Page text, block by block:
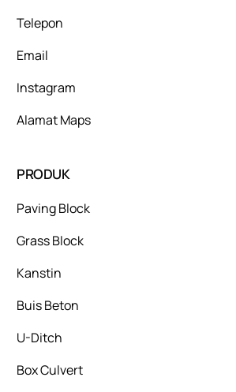
Telepon
Email
Instagram
Alamat Maps
PRODUK
Paving Block
Grass Block
Kanstin
Buis Beton
U-Ditch
Box Culvert